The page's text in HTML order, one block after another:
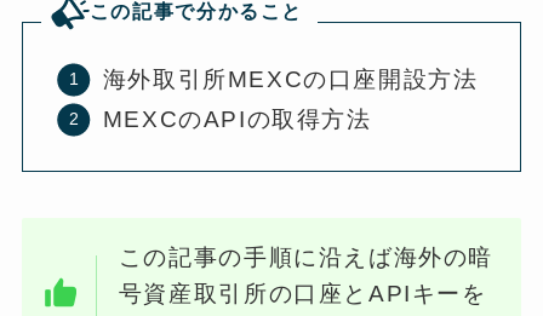
この記事で分かること
海外取引所MEXCの口座開設方法
MEXCのAPIの取得方法
この記事の手順に沿えば海外の暗
号資産取引所の口座とAPIキーを